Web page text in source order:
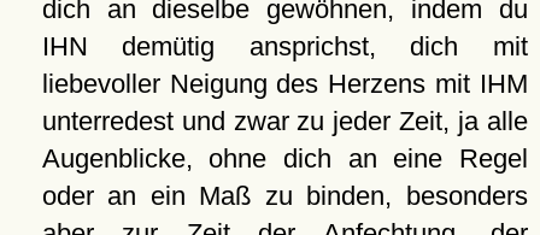
dich an dieselbe gewöhnen, indem du
IHN demütig ansprichst, dich mit
liebevoller Neigung des Herzens mit IHM
unterredest und zwar zu jeder Zeit, ja alle
Augenblicke, ohne dich an eine Regel
oder an ein Maß zu binden, besonders